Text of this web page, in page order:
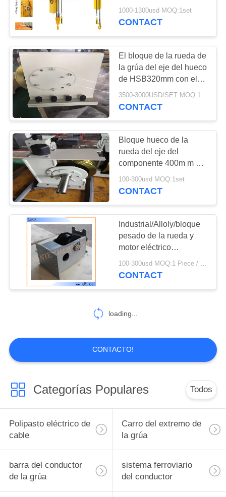
con la carretilla, 3,4
M/velocidad mínima de
1000-1300usd MOQ:1set
CONTACT
El bloque de la rueda de
la grúa del eje del hueco
de HSB320mm con el
transporte conecta la
placa y el perno
CONTACT
Bloque hueco de la
rueda del eje del
componente 400m m de
la grúa de HSB con
llevar el diseño de
100-300usd MOQ:1set
CONTACT
Industrial/Alloly/bloque
pesado de la rueda y
motor eléctrico
modificado para
requisitos particulares
100-300usd MOQ:1 Piece / Pieces
CONTACT
loading...
CONTACTO!
Categorías Populares Todos
Polipasto eléctrico de
cable
Carro del extremo de
la grúa
barra del conductor
de la grúa
sistema ferroviario
del conductor